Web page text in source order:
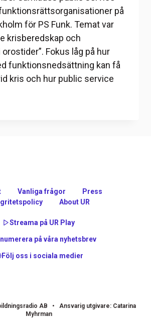
på
för PS Funk. Temat var
krisberedskap och
Fokus låg på hur
funktionsnedsättning kan få
kris och hur public service
Vanliga frågor
Press
About UR
Streama på UR Play
på våra nyhetsbrev
Följ oss i sociala medier
AB • Ansvarig utgivare: Catarina
Myhrman